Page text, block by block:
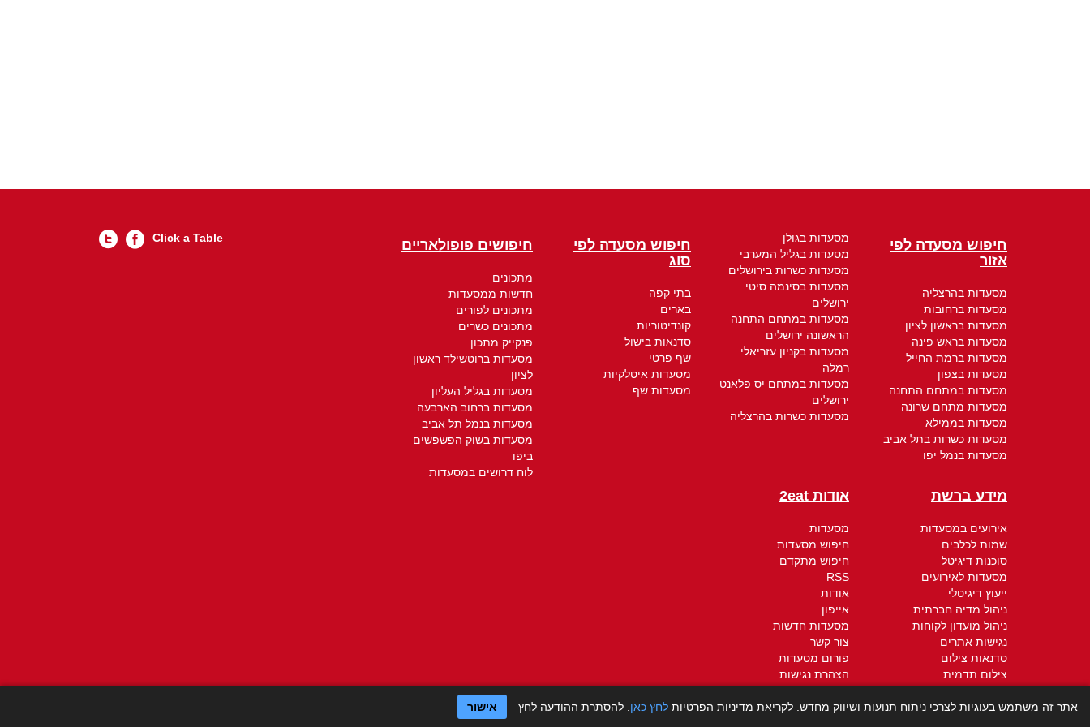
חיפוש מסעדה לפי
אזור
מסעדות בהרצליה
מסעדות ברחובות
מסעדות בראשון לציון
מסעדות בראש פינה
מסעדות ברמת החייל
מסעדות בצפון
מסעדות במתחם התחנה
מסעדות מתחם שרונה
מסעדות בממילא
מסעדות כשרות בתל אביב
מסעדות בנמל יפו
מסעדות בגולן
מסעדות בגליל המערבי
מסעדות כשרות בירושלים
מסעדות בסינמה סיטי
ירושלים
מסעדות במתחם התחנה
הראשונה ירושלים
מסעדות בקניון עזריאלי
רמלה
מסעדות במתחם יס פלאנט
ירושלים
מסעדות כשרות בהרצליה
חיפוש מסעדה לפי
סוג
בתי קפה
בארים
קונדיטוריות
סדנאות בישול
שף פרטי
מסעדות איטלקיות
מסעדות שף
חיפושים פופולאריים
מתכונים
חדשות ממסעדות
מתכונים לפורים
מתכונים כשרים
פנקייק מתכון
מסעדות ברוטשילד ראשון
לציון
מסעדות בגליל העליון
מסעדות ברחוב הארבעה
מסעדות בנמל תל אביב
מסעדות בשוק הפשפשים
ביפו
לוח דרושים במסעדות
מידע ברשת
אירועים במסעדות
שמות לכלבים
סוכנות דיגיטל
מסעדות לאירועים
ייעוץ דיגיטלי
ניהול מדיה חברתית
ניהול מועדון לקוחות
נגישות אתרים
סדנאות צילום
צילום תדמית
חברת קידום אתרים
קידום ממומן
אודות 2eat
מסעדות
חיפוש מסעדות
חיפוש מתקדם
RSS
אודות
אייפון
מסעדות חדשות
צור קשר
פורום מסעדות
הצהרת נגישות
תקנון - תנאי שימוש
מדיניות הפרטיות
Click a Table
אתר זה משתמש בעוגיות לצרכי ניתוח תנועות ושיווק מחדש. לקריאת מדיניות הפרטיות לחץ כאן . להסתרת ההודעה לחץ אישור